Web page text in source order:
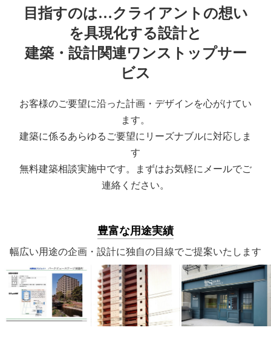
目指すのは…クライアントの想い
を具現化する設計と
建築・設計関連ワンストップサー
ビス
お客様のご要望に沿った計画・デザインを心がけてい
ます。
建築に係るあらゆるご要望にリーズナブルに対応しま
す
無料建築相談実施中です。まずはお気軽にメールでご
連絡ください。
豊富な用途実績
幅広い用途の企画・設計に独自の目線でご提案いたします